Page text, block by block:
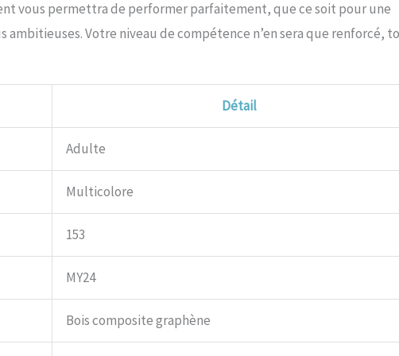
vous permettra de performer parfaitement, que ce soit pour une
Votre niveau de compétence n’en sera que renforcé,
Détail
Adulte
Multicolore
153
MY24
Bois composite graphène